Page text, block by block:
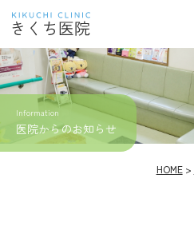
Information
医院からのお知らせ
HOME>